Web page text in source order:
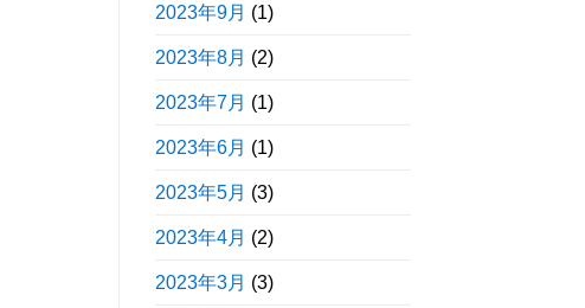
2023年9月 (1)
2023年8月 (2)
2023年7月 (1)
2023年6月 (1)
2023年5月 (3)
2023年4月 (2)
2023年3月 (3)